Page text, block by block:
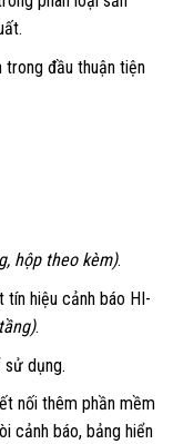
đầu thuận tiện
hộp theo kèm).
tín hiệu cảnh báo HI-
.
sử dụng.
nối thêm phần mềm
cảnh báo, bảng hiển